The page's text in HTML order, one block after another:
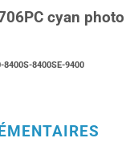
cyan photo
8400SE-9400